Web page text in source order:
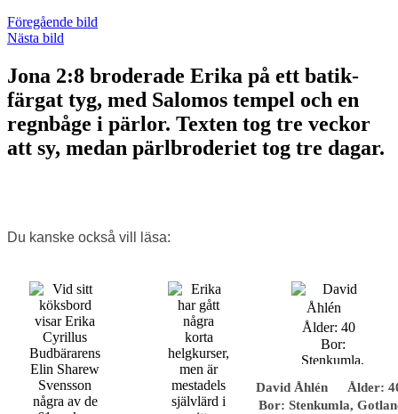
Föregående bild
Nästa bild
Jona 2:8 broderade Erika på ett batik­
färgat tyg, med Salomos tempel och en
regnbåge i pärlor. Texten tog tre veckor
att sy, medan pärl­broderiet tog tre dagar.
Du kanske också vill läsa:
David Åhlén Ålder:
Bor: Stenkumla,